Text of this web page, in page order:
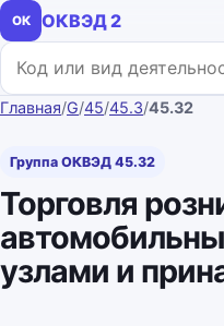
ОК
ОКВЭД 2
Поиск по коду или
Главная/G/45/45.3/45.32
Группа ОКВЭД 45.32
Торговля
узлами и